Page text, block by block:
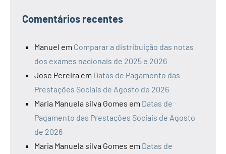
Comentários recentes
Manuel em Comparar a distribuição das notas
dos exames nacionais de 2025 e 2026
Jose Pereira em Datas de Pagamento das
Prestações Sociais de Agosto de 2026
Maria Manuela silva Gomes em Datas de
Pagamento das Prestações Sociais de Agosto
de 2026
Maria Manuela silva Gomes em Datas de